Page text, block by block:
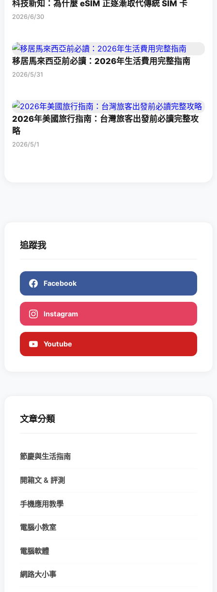
科技新知：為什麼 eSIM 正逐漸取代傳統 SIM 卡
2026/6/30
移居馬來西亞前必讀：2026年生活費用完整指南
2026/5/31
2026年美國旅行指南：台灣旅客出發前必讀完整攻
略
2026/5/1
追蹤我
Facebook
Instagram
Youtube
文章分類
節慶與生活指南
開箱文 & 評測
手機應用教學
電腦小教室
電腦軟體
網路大小事